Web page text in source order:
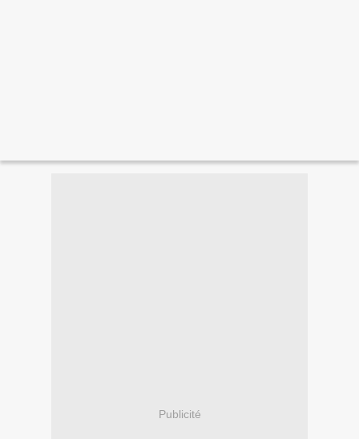
Publicité